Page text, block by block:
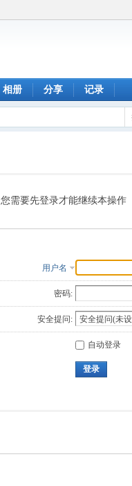
相册 分享 记录
您需要先登录才能继续本操作
用户名
密码:
安全提问:
自动登录
登录